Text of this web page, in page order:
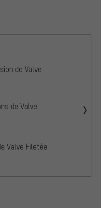
de Valve
de Valve
Valve Filetée